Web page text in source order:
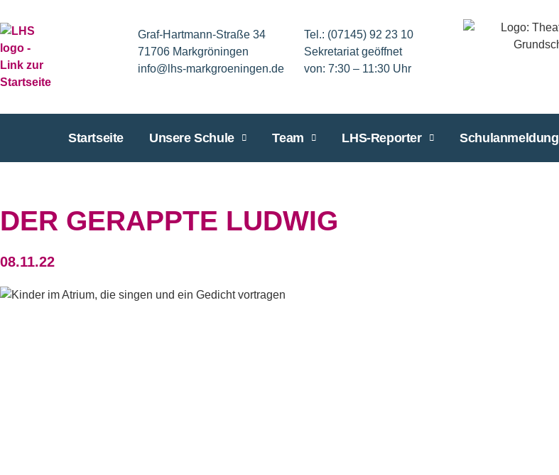
Graf-Hartmann-Straße 34
71706 Markgröningen
info@lhs-markgroeningen.de
Tel.: (07145) 92 23 10
Sekretariat geöffnet
von: 7:30 – 11:30 Uhr
Startseite Unsere Schule Team LHS-Reporter Schulanmeldung
DER GERAPPTE LUDWIG
08.11.22